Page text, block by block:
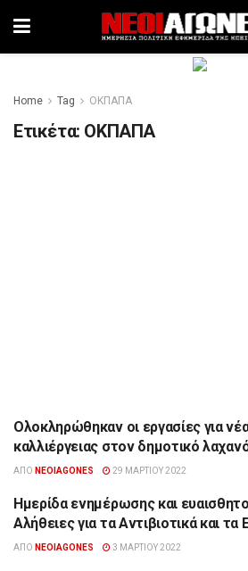
Home Tag ΟΚΠΑΠΑ
Ετικέτα: ΟΚΠΑΠΑ
ΉΠΕΙΡΟΣ
Ολοκληρώθηκαν οι εργασίες για
καλλιέργειας στον δημοτικό
ΑΠΌ NEOIAGONES 29 ΜΑΡΤΊΟΥ 2022
ΔΙΆΦΟΡΑ
Ημερίδα ενημέρωσης και
Αλήθειες για τα Αντιβιοτικά και τα
ΑΠΌ NEOIAGONES 3 ΜΑΡΤΊΟΥ 2022